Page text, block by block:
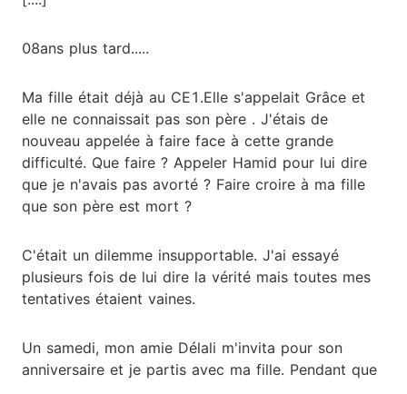
08ans plus tard.....
Ma fille était déjà au CE1.Elle s'appelait Grâce et
elle ne connaissait pas son père . J'étais de
nouveau appelée à faire face à cette grande
difficulté. Que faire ? Appeler Hamid pour lui dire
que je n'avais pas avorté ? Faire croire à ma fille
que son père est mort ?
C'était un dilemme insupportable. J'ai essayé
plusieurs fois de lui dire la vérité mais toutes mes
tentatives étaient vaines.
Un samedi, mon amie Délali m'invita pour son
anniversaire et je partis avec ma fille. Pendant que